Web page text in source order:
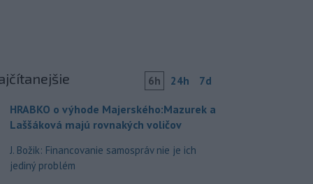
6h 24h 7d
HRABKO o výhode Majerského:Mazurek a
Laššáková majú rovnakých voličov
J. Božik: Financovanie samospráv nie je ich
jediný problém